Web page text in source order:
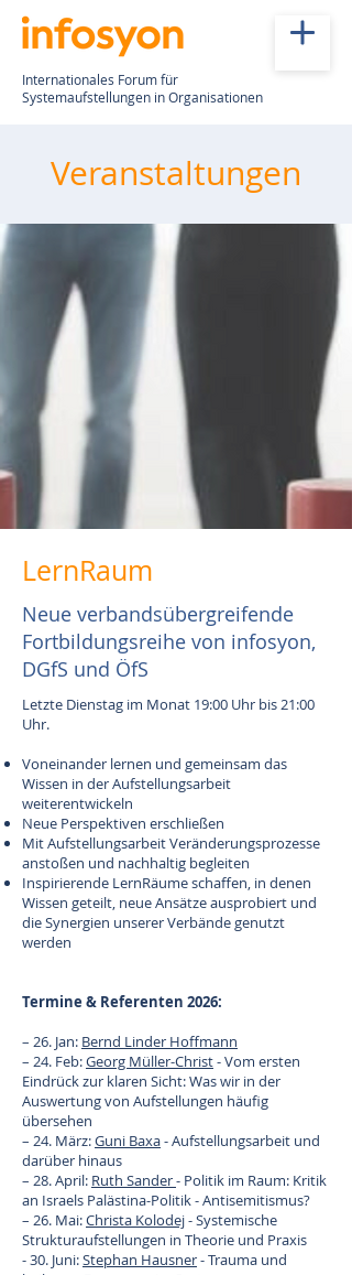
Internationales Forum für
Systemaufstellungen in Organisationen
Veranstaltungen
LernRaum
Neue verbandsübergreifende
Fortbildungsreihe von infosyon,
DGfS und ÖfS
Letzte Dienstag im Monat 19:00 Uhr bis 21:00
Uhr.
Voneinander lernen und gemeinsam das
Wissen in der Aufstellungsarbeit
weiterentwickeln
Neue Perspektiven erschließen
Mit Aufstellungsarbeit Veränderungsprozesse
anstoßen und nachhaltig begleiten
Inspirierende LernRäume schaffen, in denen
Wissen geteilt, neue Ansätze ausprobiert und
die Synergien unserer Verbände genutzt
werden
​Termine & Referenten 2026:
– 26. Jan: Bernd Linder Hoffmann
– 24. Feb:Georg Müller-Christ- Vom ersten
Eindrück zur klaren Sicht: Was wir in der
Auswertung von Aufstellungen häufig
übersehen
– 24. März:Guni Baxa- Aufstellungsarbeit und
darüber hinaus
– 28. April: Ruth Sander- Politik im Raum: Kritik
an Israels Palästina-Politik - Antisemitismus?
– 26. Mai:Christa Kolodej- Systemische
Strukturaufstellungen in Theorie und Praxis
- 30. Juni:Stephan Hausner- Trauma und